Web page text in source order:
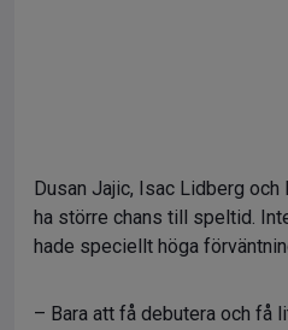
Dusan Jajic, Isac Lidberg
ha större chans till speltid.
hade speciellt höga
– Bara att få debutera och få